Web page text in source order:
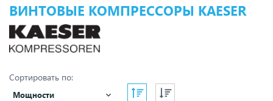
ЗИФ
Орёлкомпрессормаш
ПКСД
ВИНТОВЫЕ КОМПРЕССОРЫ KAESER
Сортировать по:
Мощности